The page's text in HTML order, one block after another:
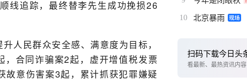
线追踪，最终替李先生成功挽损26
人民群众安全感、满意度为目标，
合同诈骗案2起，虚开增值税发票
意伤害案3起，累计抓获犯罪嫌疑
10 北京暴雨
扫码下载今日头
看最新、最热资讯内容